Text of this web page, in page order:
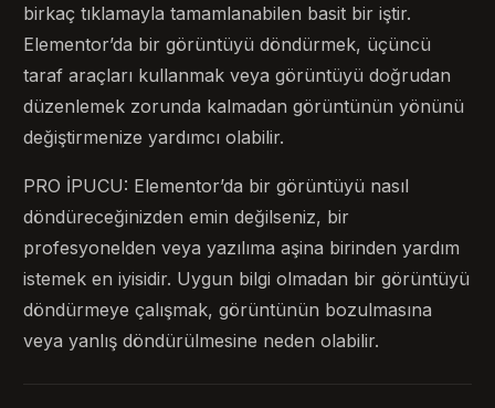
birkaç tıklamayla tamamlanabilen basit bir iştir.
Elementor’da bir görüntüyü döndürmek, üçüncü
taraf araçları kullanmak veya görüntüyü doğrudan
düzenlemek zorunda kalmadan görüntünün yönünü
değiştirmenize yardımcı olabilir.
PRO İPUCU: Elementor’da bir görüntüyü nasıl
döndüreceğinizden emin değilseniz, bir
profesyonelden veya yazılıma aşina birinden yardım
istemek en iyisidir. Uygun bilgi olmadan bir görüntüyü
döndürmeye çalışmak, görüntünün bozulmasına
veya yanlış döndürülmesine neden olabilir.